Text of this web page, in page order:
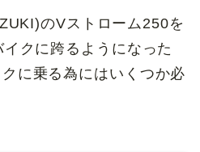
のVストローム250を
クに跨るようになった
に乗る為にはいくつか必